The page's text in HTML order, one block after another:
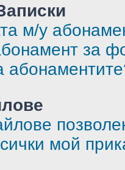
м/у
за
мой